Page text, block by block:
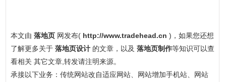
本文由 落地页 网发布( http://www.tradehead.cn )，如果您还想
了解更多关于 落地页设计 的文章，以及 落地页制作等知识可以查
看相关 其它文章,转发请注明来源。
承接以下业务：传统网站改自适应网站、网站增加手机站、网站